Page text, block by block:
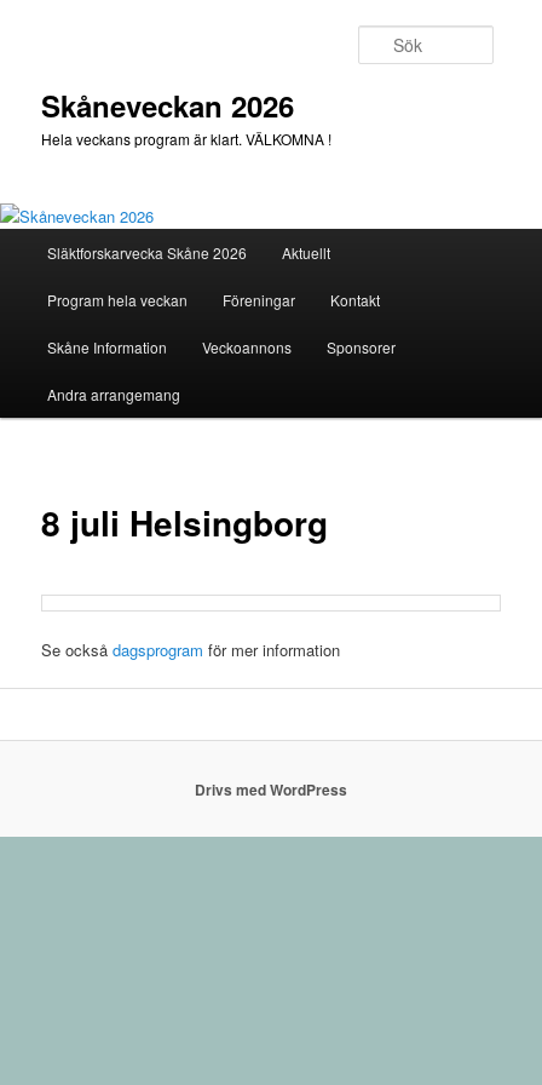
Skåneveckan 2026
Hela veckans program är klart. VÄLKOMNA !
Släktforskarvecka Skåne 2026 Aktuellt
Program hela veckan Föreningar Kontakt
Skåne Information Veckoannons Sponsorer
Andra arrangemang
8 juli Helsingborg
Se ocksådagsprogram för mer information
Drivs med WordPress